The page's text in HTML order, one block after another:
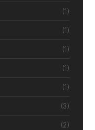
(1)
(1)
(1)
(1)
(1)
(3)
(2)